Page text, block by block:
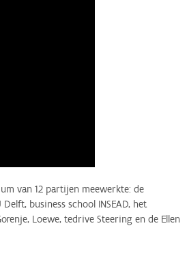
van 12 partijen meewerkte: de
business school INSEAD, het
Loewe, tedrive Steering en de Ellen